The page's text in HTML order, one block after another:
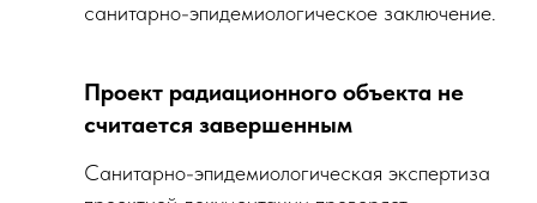
санитарно-эпидемиологическое заключение.
Проект радиационного объекта не
считается завершенным
Санитарно-эпидемиологическая экспертиза